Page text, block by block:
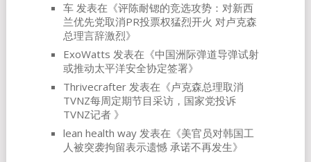
车发表在《评陈耐锶的竞选攻势：对新西
兰优先党取消PR投票权猛烈开火 对卢克森
总理言辞激烈》
ExoWatts 发表在《中国洲际弹道导弹试射
或推动太平洋安全协定签署》
Thrivecrafter发表在《卢克森总理取消
TVNZ每周定期节目采访，国家党投诉
TVNZ记者 》
lean health way发表在《美官员对韩国工
人被突袭拘留表示遗憾 承诺不再发生》